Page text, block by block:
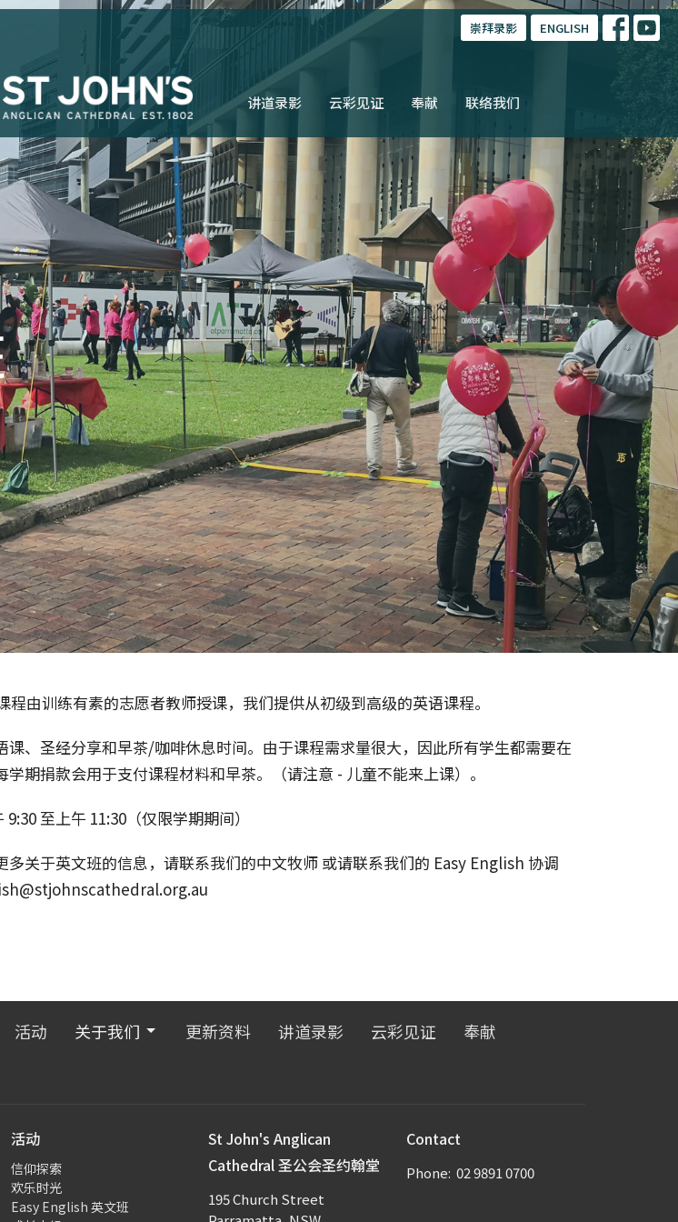
崇拜录影 ENGLISH
讲道录影 云彩见证 奉献 联络我们
程由训练有素的志愿者教师授课，我们提供从初级到高级的英语课程。
课、圣经分享和早茶/咖啡休息时间。由于课程需求量很大，因此所有学生都需要在
学期捐款会用于支付课程材料和早茶。（请注意 - 儿童不能来上课）。
至上午 11:30（仅限学期期间）
多关于英文班的信息，请联系我们的中文牧师 或请联系我们的 Easy English 协调
活动 关于我们 更新资料 讲道录影 云彩见证
奉献
活动
信仰探索
欢乐时光
Easy English 英文班
St John's Anglican
Cathedral 圣公会圣约翰堂
195 Church Street
Contact
Phone: 02 9891 0700